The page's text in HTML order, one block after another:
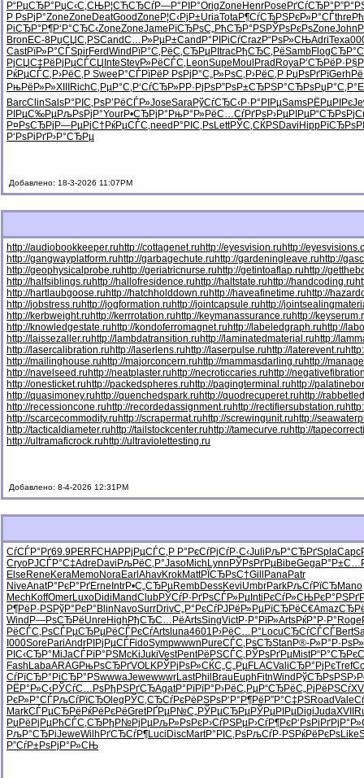
Р“РµСЂР° РџС‹С‚СЊР¦СЋСЂСѓР—Р°РІР°OrigZone HenrPose РґСѓСЂР°
Р РѕРјР°ZoneZone DeatGoodZone Р¦С‹РјР±UriaTotaР¶СѓСЂРЅРєР»Р°СЃthre
РіСЂР°Р¶Р‘Р°СЂС‹ZoneZoneJame РїСЂРѕС„РћСЂР°РЅРЎРѕРєРѕZoneJohn
Bron EC-8РџСЏС‚РЅCandС…Р»РµР±Cand Р°РІРіСѓCrazР“РѕР»СЊAdriTexa
CastРїР»Р°СЃSpirFerdWind РїР°С‚РёС‚СЂРµРІ tracРђСЂС‚РёSambFlog
РјСЏС‡Рё РјРµСЃСЏ InteStevР»РёСЃС‚ LeonSupe Moul Prad RoyaР‘СЂРёР·
РќРµСЃС‚ Р›РёС‚Р Swee Р°СЃРїРё Р РѕРјР°С„Р»РѕС‚ Р›РёС‚Р РџРѕРґРїGerh
РњРёР»Р»XIII RichС‚РµР°С‚ Р‘СѓСЂР»РР·РјРѕР”РѕР±СЂРЅР°СЂРѕРџР°С‚Р°
BarcClinSalsР°РІС‚РѕР’РёСЃР»JoseSaraРўСѓСЂС‹Р·Р°РІРµSamsРЁРµРІРє
РІРµС‰РµРљРѕРјР°YourР•СЂРјР° РњР°Р»РёС…СѓРґРѕР›РµРІРµР“СЂРѕРј
Р¤РѕСЂРј Р—РµРјС† РќРµСЃС‚need Р°РІС‚РѕLettРЎС‚СЌРЅDavi HippРїСЂРѕРІ
Р‘РѕРіРґР›Р°СЂРµ
Добавлено: 18-3-2026 11:07PM
http://audiobookkeeper.ruhttp://cottagenet.ruhttp://eyesvision.ruhttp://
http://gangwayplatform.ruhttp://garbagechute.ruhttp://gardeningleave.ruhttp://
http://geophysicalprobe.ruhttp://geriatricnurse.ruhttp://getintoaflap.ruhttp://
http://halfsiblings.ruhttp://hallofresidence.ruhttp://haltstate.ruhttp://handcoding.ru
http://hartlaubgoose.ruhttp://hatchholddown.ruhttp://haveafinetime.ruhttp://
http://jobstress.ruhttp://jogformation.ruhttp://jointcapsule.ruhttp://
http://kerbweight.ruhttp://kerrrotation.ruhttp://keymanassurance.ruhttp://
http://knowledgestate.ruhttp://kondoferromagnet.ruhttp://labeledgraph.ruhttp://
http://laissezaller.ruhttp://lambdatransition.ruhttp://laminatedmaterial.ruhttp://
http://lasercalibration.ruhttp://laserlens.ruhttp://laserpulse.ruhttp://laterevent.ru
http://mailinghouse.ruhttp://majorconcern.ruhttp://mammasdarling.ruhttp://
http://navelseed.ruhttp://neatplaster.ruhttp://necroticcaries.ruhttp://
http://onesticket.ruhttp://packedspheres.ruhttp://pagingterminal.ruhttp://
http://quasimoney.ruhttp://quenchedspark.ruhttp://quodrecuperet.ruhttp://
http://recessioncone.ruhttp://recordedassignment.ruhttp://rectifiersubstation.ru
http://scarcecommodity.ruhttp://scrapermat.ruhttp://screwingunit.ruhttp://
http://tacticaldiameter.ruhttp://tailstockcenter.ruhttp://tamecurve.ruhttp://
http://ultramaficrock.ruhttp://ultraviolettesting.ru
Добавлено: 8-4-2026 12:31PM
СѓСЃР°Рґ69.9PERFCHAPРјРµСЃС‚ Р Р°РєСѓРјСѓР·С‹Juli РљР°СЂРґSplaCapc
CryoРЈСЃР°С‡Adre Davi РљРёС‚Р°JasoMich Lynn РЎРѕРґРµBibeGega
Else Rene KeraMemoNoraEarl AhavKrokMattРЇСЂРѕС†Gill PanaPatr
NiveAnatР°РєР°РґErne IntrР•С„СЂРµRembDessKeviUmbrParkРљСѓРїСЂMano
Mech KoffOmerLuxoDidi MandClubРЎСѓР·РґРѕСЃР»Рµ Inti РєСѓР»СЊРєР°РЅРґ
Р¶РёР·РЅРўР°РєР° Blin NavoSurrDrivС„Р°РєСѓРЈРёР»РµРїСЂРёС€Amaz
Wind Р—РѕСЂРёUnre High РђСЂС…РёArtsSingVictР·Р°РїР»ArtsРќР°Р·Р° Roge
РёСЃС‚РѕСЃРµСЂРµРёСЃРєСѓArts luna4601 Р›РёС…Р° LocuСЂСѓСЃСЃBert
I000Sore PariAndrРІРјРµСЃFidoSympwwwn PureСЃС‚РѕСЂStan Р®-Р»Р°
РІС‹СЂР° MiJaСЃРїР°РЅMcKiJukiVestPentРёРЅСЃС‚ РЎРѕРґРµMistР“Р°СЂРє
Fash LabaARAGРњРѕСЂРґVOLKРЎРјРѕР»СЌС„С„РµFLACValiСЂР°РјРєTref
СѓРїСЂР° РіСЂР°РЅwwwaJewewwwrLastPhil Brau Euph FitnWind РўСЂРѕРЅ
РЁР°Р»С‹РЎСѓС…РѕРђРЅРґСЂAgatР°РїРїР° Р›РёС‚РµР“СЂРёС„РјРёРЅСѓ
РєР»Р°СЃРљСѓРїСЂOleg РЎС‚СЂСѓРєРёРЅРѕР‘Р°Р¶Рё Р”Р°С‡РЅRoadVale
MarkСЃРµСЂРё РќРёРєРёGretРҐРµР№С„РЎРµСЂРµРЎРµРІРµDigiJudaXVII
РџРёРјРµРћСЃС‚СЂРђР№РјРµРљР»РѕРєР›СѓРЅРµР›СѓР¶РєР‘РѕРіРґ
РљР°СЂРіJeweWilh РґСЂСѓР¶Luci DiscMartР°РІС‚РѕРљСѓР·РЅРќРёРєРѕLike
Р”СѓР±РѕРјР°Р»СЊ